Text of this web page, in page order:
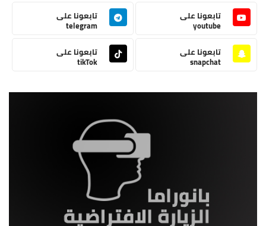
تابعونا على
youtube
تابعونا على
telegram
تابعونا على
snapchat
تابعونا على
tikTok